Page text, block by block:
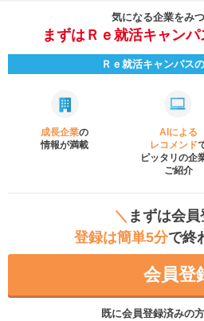
気になる企業をみ
まずはＲｅ就活キャンパ
Ｒｅ就活キャンパス
成長企業の
情報が満載
AIによる
レコメンド
ピッタリの企
ご紹介
＼ まずは会員
登録は簡単5分で終
会員登
既に会員登録済みの